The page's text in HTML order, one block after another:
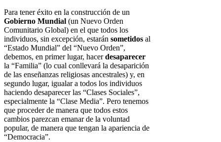
Para tener éxito en la construcción de un
Gobierno Mundial (un Nuevo Orden
Comunitario Global) en el que todos los
individuos, sin excepción, estarán sometidos al
“Estado Mundial” del “Nuevo Orden”,
debemos, en primer lugar, hacerdesaparecer
la “Familia” (lo cual conllevará la desaparición
de las enseñanzas religiosas ancestrales) y, en
segundo lugar, igualar a todos los individuos
haciendo desaparecer las “Clases Sociales”,
especialmente la “Clase Media”. Pero tenemos
que proceder de manera que todos estos
cambios parezcan emanar de la voluntad
popular, de manera que tengan la apariencia de
“Democracia”.